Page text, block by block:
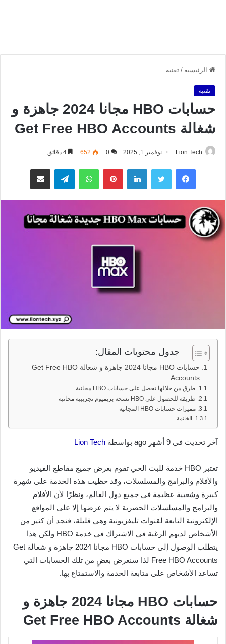
الرئيسية / تقنية
تقنية
حسابات HBO مجانا 2024 جاهزة و
شغالة Get Free HBO Accounts
Lion Tech نوفمبر 1, 2025 0
652
فيسبوك تويتر لينكدإن بينتيريستواتساب تيلقرام مشاركة عبر البريد
جدول محتويات المقال:
حسابات HBO مجانا 2024 جاهزة و شغالة Get Free HBO
Accounts
طرق من خلالها تحصل على حسابات HBO مجانية
طريقة للحصول على HBO نسخة بريميوم تجريبية مجانية
مميزات حسابات HBO المجانية
الخاتمة
آخر تحديث في 9 أشهر ago بواسطة Lion Tech
تعتبر HBO خدمة للبث الحي تقوم بعرض جميع مقاطع الفيديو
والأفلام والبرامج والمسلسلات، وقد حظيت هذه الخدمة على شهرة
كبيرة وشعبية عظيمة في جميع دول العالم، ونظرًا لأن الأفلام
والبرامج والمسلسلات الحصرية لا يتم عرضها إلا على المواقع
الإلكترونية التابعة لقنوات تليفزيونية وهي قليلة، فنجد أن كثير من
الأشخاص لديهم الرغبة في الاشتراك في خدمة HBO ولكن هذا
يتطلب الوصول إلى حسابات HBO مجانا 2024 جاهزة و شغالة Get
Free HBO Accounts لذا سنعرض بعضٍ من تلك الحسابات التي
تساعد الأشخاص على متابعة الخدمة والاستمتاع بها.
حسابات HBO مجانا 2024 جاهزة و
شغالة Get Free HBO Accounts